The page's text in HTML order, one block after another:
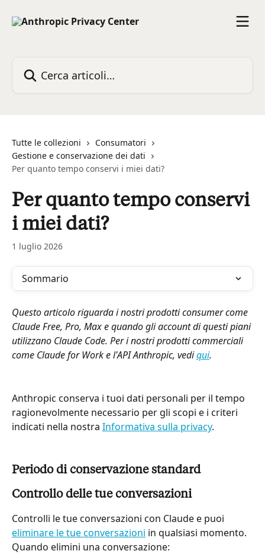
Tutte le collezioni
Consumatori
Gestione e conservazione dei dati
Per quanto tempo conservi i miei dati?
Per quanto tempo conservi
i miei dati?
1 luglio 2026
Sommario
Questo articolo riguarda i nostri prodotti consumer come
Claude Free, Pro, Max e quando gli account di questi piani
utilizzano Claude Code. Per i nostri prodotti commerciali
come Claude for Work e l'API Anthropic, vedi qui.
Anthropic conserva i tuoi dati personali per il tempo
ragionevolmente necessario per gli scopi e i criteri
indicati nella nostra Informativa sulla privacy.
Periodo di conservazione standard
Controllo delle tue conversazioni
Controlli le tue conversazioni con Claude e puoi
eliminare le tue conversazioni in qualsiasi momento.
Quando elimini una conversazione: